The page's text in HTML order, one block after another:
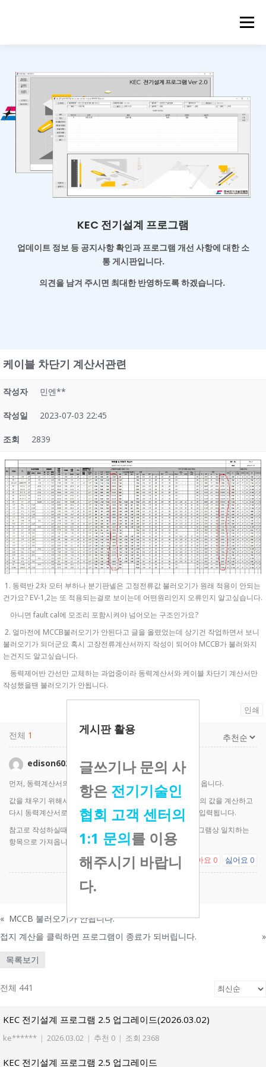
메뉴
게시판 활용
글쓰기나 문의 사
항은 전기기술인
협회 고객 센터의
1:1 문의를 이용
해주시기 바랍니
다.
KEC 전기설계 프로그램
업데이트 정보 등 공지사항 확인과프로그램 개선 사항에 대한 소
통 게시판입니다.
의견을 남겨 주시면 최대한 반영하도록 하겠습니다.
케이블 차단기 계산서관련
작성자 민엔**
작성일 2023-07-03 22:45
조회 2839
1. 동력반 2차 모터 부하나 분기판넬은 고정전류값 불러오기가 원래 적용이 안되는
건가요? EV-1,2는 또 적용되는걸로 보이는데 어떤원리인지 오류인지 알고싶습니다.
아니면 fault cal에 모조리 포함시켜야 넘어오는 구조인가요?
2. 얼마전에 MCCB불러오기가 안된다고 글을 올렸었는데 상기건 작업하면서 보니
불러오기가 되더군요 혹시 고장전류계산서까지 작성이 되어야 MCCB가 불러와지
는건지도 알고싶습니다.
동력제어반 간선만 교체하는 과업중이라 동력계산서와 케이블 차단기 계산서만
작성했을땐 불러오기가 안됩니다.
인쇄
전체 1
edison6020 2023-07-04 10:45
먼저, 동력계산서의 MCCB 정보는 고장계산서의 값을 가지고 옵니다.
값을 채우기 위해서는 동력계산서에서 선 작성 후 고장계산서의 값을 계산하고
다시 동력계산서로 와서 MCCB 불러오기를 클릭하면 정보가 입력됩니다.
참고로 작성하실때 From To 명칭을 정확히 입력하셔야 프로그램상 일치하는
항목으로 가져옵니다.
좋아요 0 싫어요 0
댓글을 남기려면
« MCCB 불러오기가 안됩니다.
접지 계산을 클릭하면 프로그램이 종료가 되버립니다.
»
목록보기
전체 441
KEC 전기설계 프로그램 2.5 업그레이드(2026.03.02)
ke****** | 2026.03.02 | 추천 0 | 조회 2368
KEC 전기설계 프로그램 2.5 업그레이드